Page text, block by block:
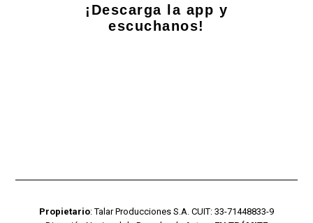
¡Descarga la app y
escuchanos!
Propietario: Talar Producciones S.A. CUIT: 33-71448833-9